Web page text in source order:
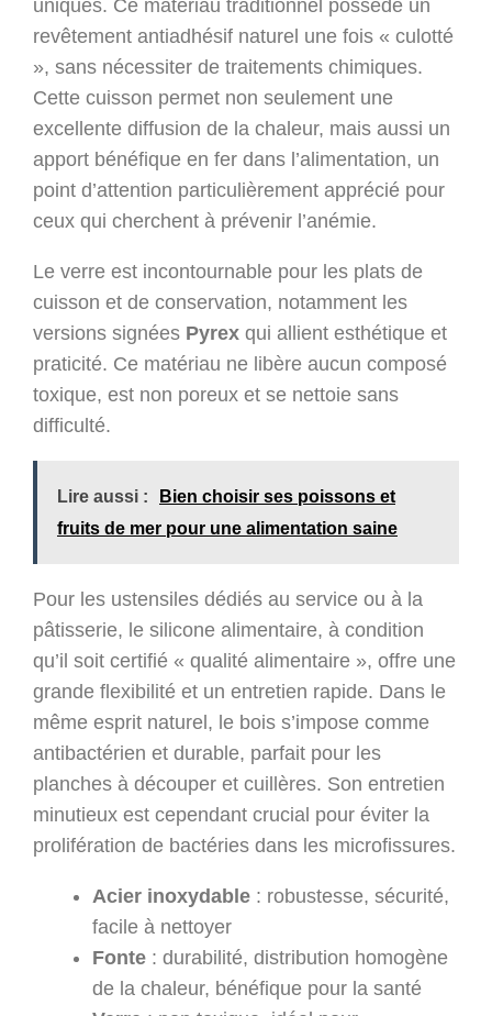
uniques. Ce matériau traditionnel possède un
revêtement antiadhésif naturel une fois « culotté
», sans nécessiter de traitements chimiques.
Cette cuisson permet non seulement une
excellente diffusion de la chaleur, mais aussi un
apport bénéfique en fer dans l’alimentation, un
point d’attention particulièrement apprécié pour
ceux qui cherchent à prévenir l’anémie.
Le verre est incontournable pour les plats de
cuisson et de conservation, notamment les
versions signées Pyrex qui allient esthétique et
praticité. Ce matériau ne libère aucun composé
toxique, est non poreux et se nettoie sans
difficulté.
Lire aussi :
Bien choisir ses poissons et
fruits de mer pour une alimentation saine
Pour les ustensiles dédiés au service ou à la
pâtisserie, le silicone alimentaire, à condition
qu’il soit certifié « qualité alimentaire », offre une
grande flexibilité et un entretien rapide. Dans le
même esprit naturel, le bois s’impose comme
antibactérien et durable, parfait pour les
planches à découper et cuillères. Son entretien
minutieux est cependant crucial pour éviter la
prolifération de bactéries dans les microfissures.
Acier inoxydable : robustesse, sécurité,
facile à nettoyer
Fonte : durabilité, distribution homogène
de la chaleur, bénéfique pour la santé